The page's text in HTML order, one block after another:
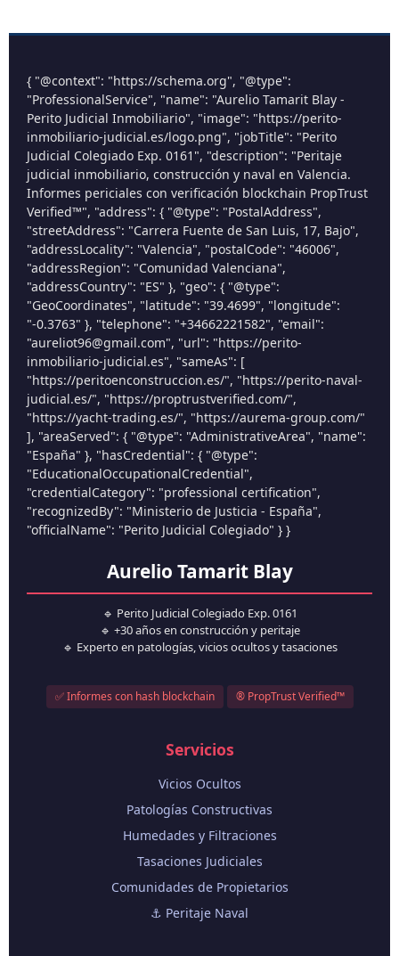
{ "@context": "https://schema.org", "@type":
"ProfessionalService", "name": "Aurelio Tamarit Blay -
Perito Judicial Inmobiliario", "image": "https://perito-
inmobiliario-judicial.es/logo.png", "jobTitle": "Perito
Judicial Colegiado Exp. 0161", "description": "Peritaje
judicial inmobiliario, construcción y naval en Valencia.
Informes periciales con verificación blockchain PropTrust
Verified™", "address": { "@type": "PostalAddress",
"streetAddress": "Carrera Fuente de San Luis, 17, Bajo",
"addressLocality": "Valencia", "postalCode": "46006",
"addressRegion": "Comunidad Valenciana",
"addressCountry": "ES" }, "geo": { "@type":
"GeoCoordinates", "latitude": "39.4699", "longitude":
"-0.3763" }, "telephone": "+34662221582", "email":
"aureliot96@gmail.com", "url": "https://perito-
inmobiliario-judicial.es", "sameAs": [
"https://peritoenconstruccion.es/", "https://perito-naval-
judicial.es/", "https://proptrustverified.com/",
"https://yacht-trading.es/", "https://aurema-group.com/"
], "areaServed": { "@type": "AdministrativeArea", "name":
"España" }, "hasCredential": { "@type":
"EducationalOccupationalCredential",
"credentialCategory": "professional certification",
"recognizedBy": "Ministerio de Justicia - España",
"officialName": "Perito Judicial Colegiado" } }
Aurelio Tamarit Blay
🔹 Perito Judicial Colegiado Exp. 0161
🔹 +30 años en construcción y peritaje
🔹 Experto en patologías, vicios ocultos y tasaciones
✅ Informes con hash blockchain ® PropTrust Verified™
Servicios
Vicios Ocultos
Patologías Constructivas
Humedades y Filtraciones
Tasaciones Judiciales
Comunidades de Propietarios
⚓ Peritaje Naval